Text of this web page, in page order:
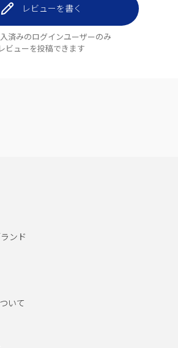
レビューを書く
済みのログインユーザーのみ
レビューを投稿できます
ンド
いて